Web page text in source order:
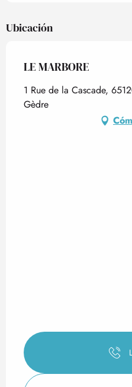
Ubicación
LE MARBORE
1 Rue de la Cascade,
Gèdre